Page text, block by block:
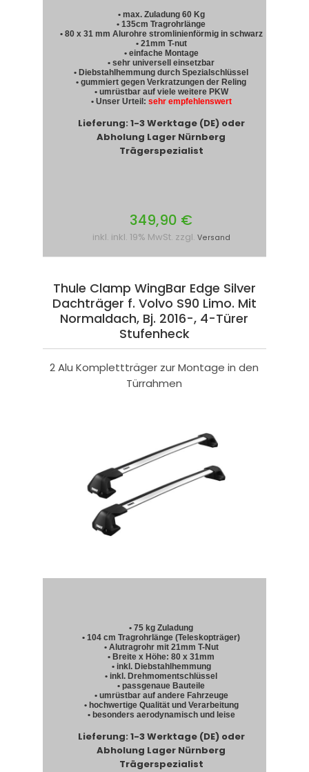
• max. Zuladung 60 Kg
• 135cm Tragrohrlänge
• 80 x 31 mm Alurohre stromlinienförmig in schwarz
• 21mm T-nut
• einfache Montage
• sehr universell einsetzbar
• Diebstahlhemmung durch Spezialschlüssel
• gummiert gegen Verkratzungen der Reling
• umrüstbar auf viele weitere PKW
• Unser Urteil: sehr empfehlenswert
Lieferung: 1-3 Werktage (DE) oder
Abholung Lager Nürnberg
Trägerspezialist
349,90 €
inkl. inkl. 19% MwSt. zzgl. Versand
Thule Clamp WingBar Edge Silver
Dachträger f. Volvo S90 Limo. Mit
Normaldach, Bj. 2016-, 4-Türer
Stufenheck
2 Alu Komplettträger zur Montage in den
Türrahmen
• 75 kg Zuladung
• 104 cm Tragrohrlänge (Teleskopträger)
• Alutragrohr mit 21mm T-Nut
• Breite x Höhe: 80 x 31mm
• inkl. Diebstahlhemmung
• inkl. Drehmomentschlüssel
• passgenaue Bauteile
• umrüstbar auf andere Fahrzeuge
• hochwertige Qualität und Verarbeitung
• besonders aerodynamisch und leise
Lieferung: 1-3 Werktage (DE) oder
Abholung Lager Nürnberg
Trägerspezialist